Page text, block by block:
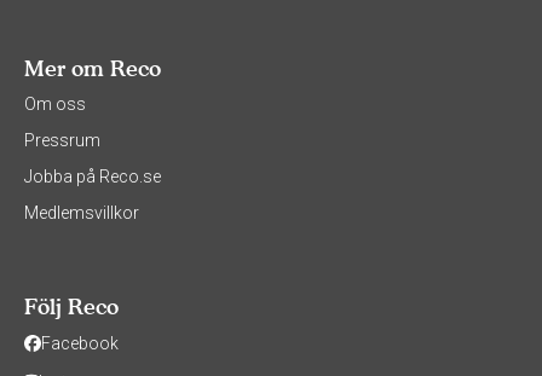
Mer om Reco
Om oss
Pressrum
Jobba på Reco.se
Medlemsvillkor
Följ Reco
Facebook